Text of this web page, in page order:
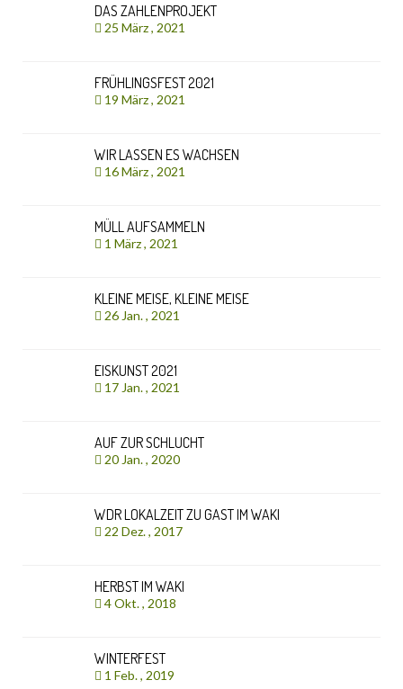
DAS ZAHLENPROJEKT
25 März , 2021
FRÜHLINGSFEST 2021
19 März , 2021
WIR LASSEN ES WACHSEN
16 März , 2021
MÜLL AUFSAMMELN
1 März , 2021
KLEINE MEISE, KLEINE MEISE
26 Jan. , 2021
EISKUNST 2021
17 Jan. , 2021
AUF ZUR SCHLUCHT
20 Jan. , 2020
WDR LOKALZEIT ZU GAST IM WAKI
22 Dez. , 2017
HERBST IM WAKI
4 Okt. , 2018
WINTERFEST
1 Feb. , 2019